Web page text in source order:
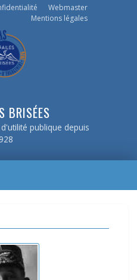
Webmaster
Mentions légales
BRISÉES
publique depuis